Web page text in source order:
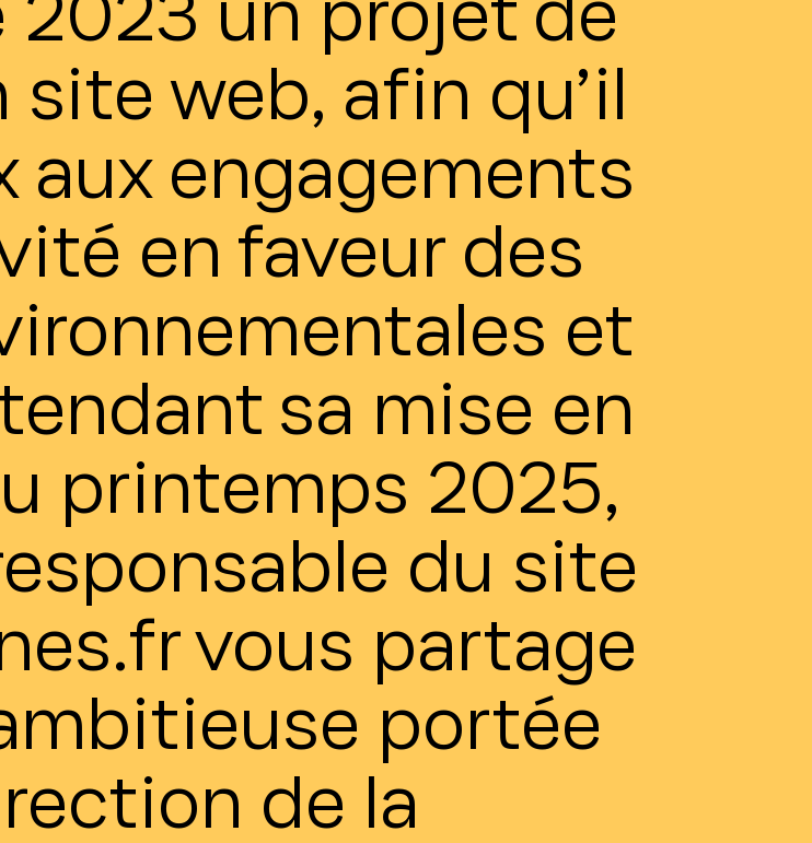
2023 un projet de
web, afin qu’il
aux engagements
en faveur des
et
sa mise en
printemps 2025,
du site
vous partage
portée
de la